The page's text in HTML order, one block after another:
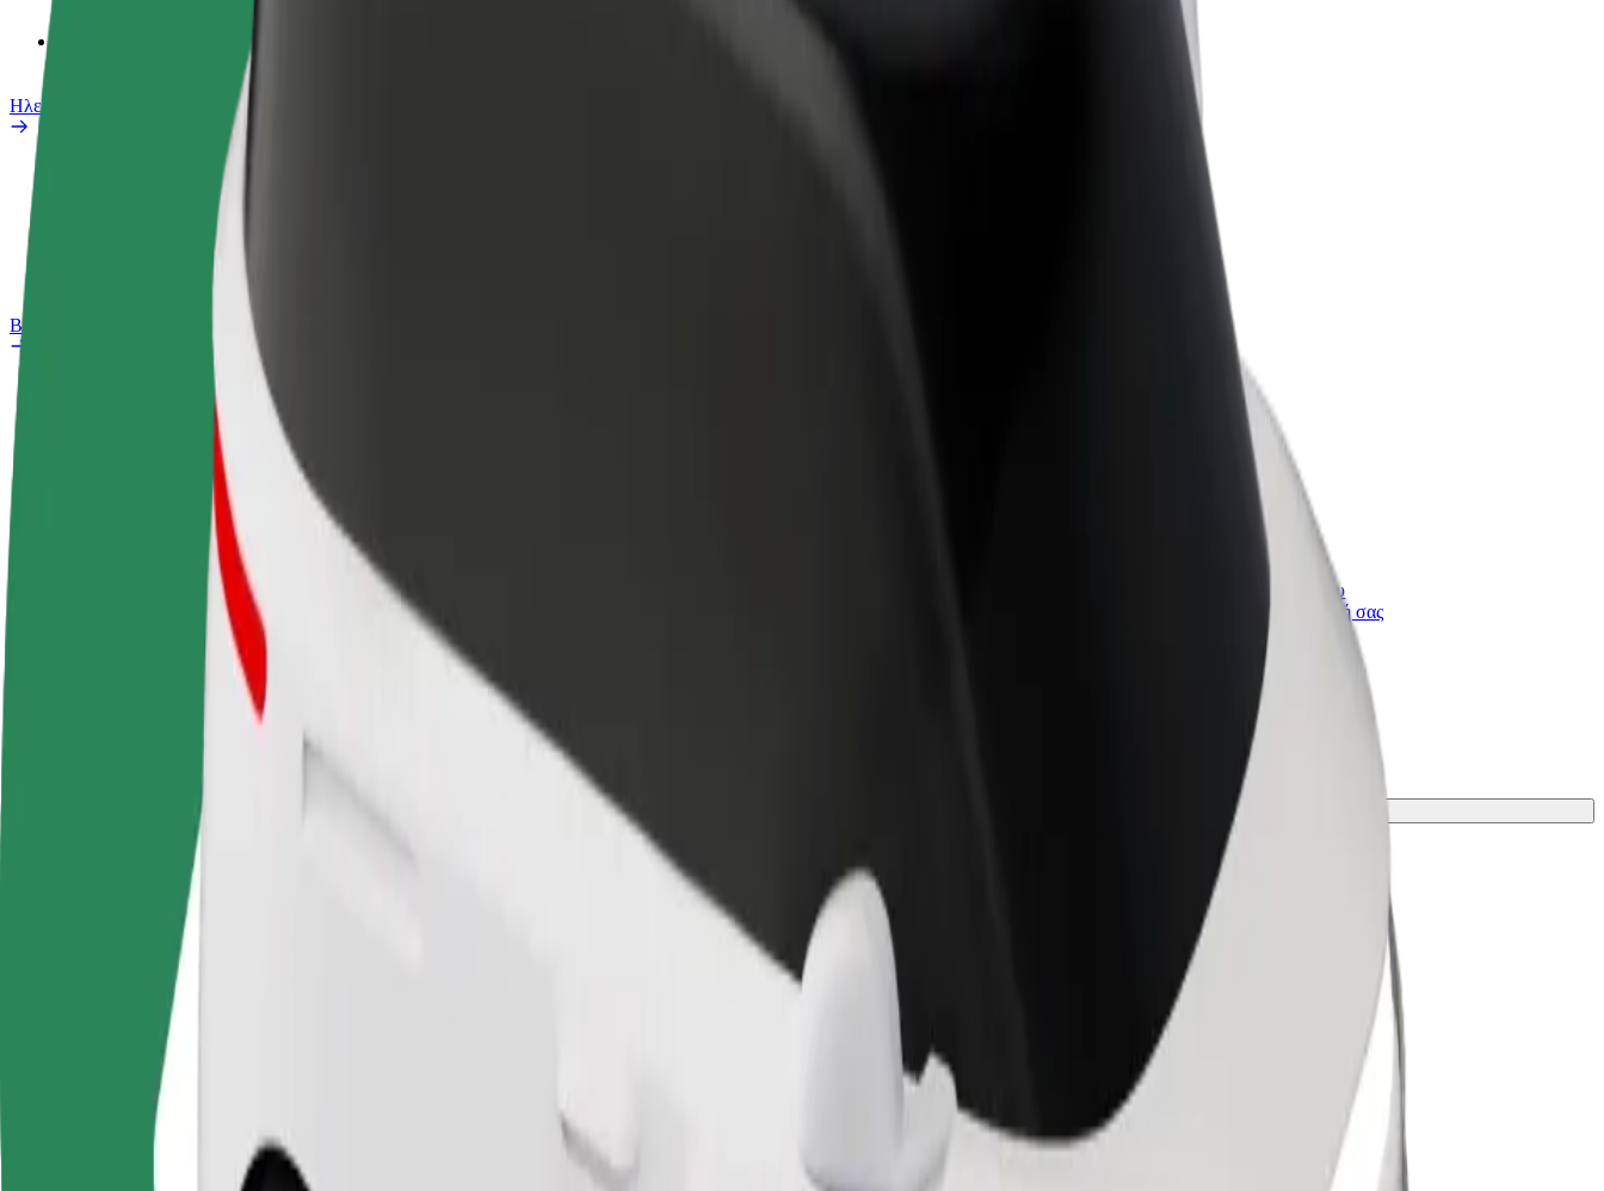
Bolt food για επιχειρήσεις
Ηλεκτρικά ποδήλατα
Αναφορά προβλήματος
Bolt Plus
Πώς να συμμετάσχετε
Κερδίστε χρήματα με τους
Γίνετε courier
Παραδώστε φαγητό και
πληρώνεστε εβδομαδιαία
Προϊόντα και υπηρεσίες Bolt που
κλιμακώνονται για την επιχείρησή σας
Πώς να φτάσεις από Warsaw east railway station σε Westfield Mokotów
Ψάχνεις τον καλύτερο τρόπο να φτάσεις από Warsaw east railway station σε Westfield Mokotów; Εξερεύνησε τις υπηρεσίες μας και βρες την ιδανική για το ταξίδι σου.
Warsaw east railway station
Η άνεση και η ευκολία λίγα κλικ μακριά!
Αξιόπιστες διαδρομές με καθημερινά αυτοκίνητα μεσαίου μεγέθους.
Εκτιμώμενος χρόνος μετακίνησης
Εκτιμώμενη απόσταση